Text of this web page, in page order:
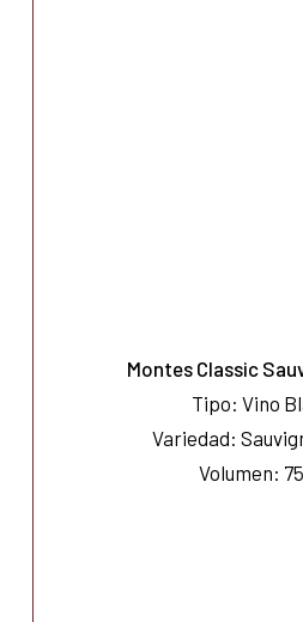
Montes Classic
Tipo: Vino
Variedad:
Volumen: